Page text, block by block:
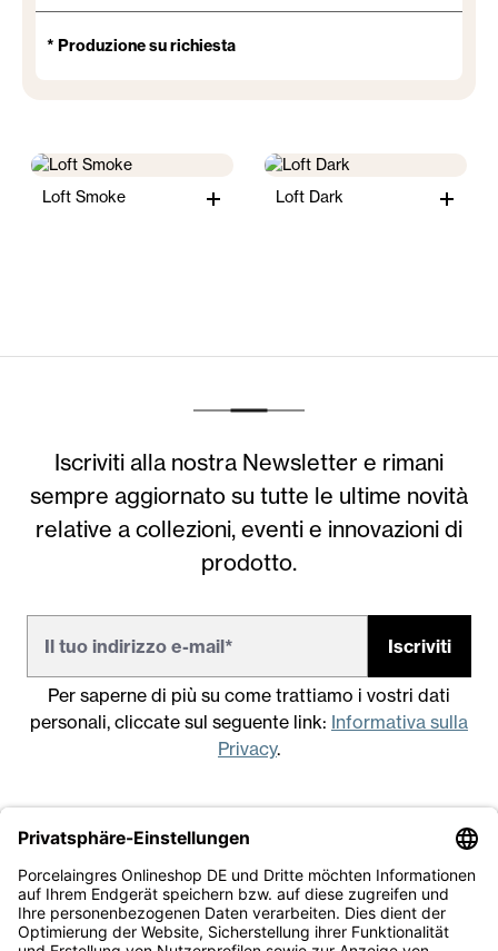
* Produzione su richiesta
Loft Smoke Loft Dark
Iscriviti alla nostra Newsletter e rimani
sempre aggiornato su tutte le ultime novità
relative a collezioni, eventi e innovazioni di
prodotto.
Iscriviti
Per saperne di più su come trattiamo i vostri dati
personali, cliccate sul seguente link: Informativa sulla
Privacy.
Note legali
Condizioni generali di vendita